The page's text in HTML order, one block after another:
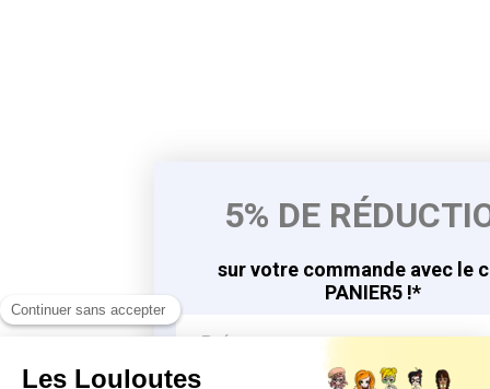
5% DE
sur votre commande avec le
PANIER5 !*